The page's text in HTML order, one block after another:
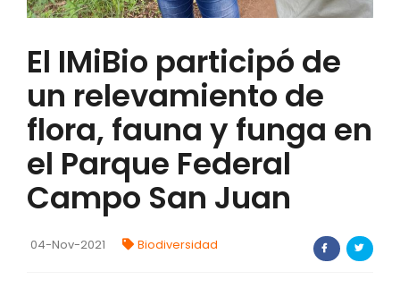
FORMULARIO DE REGISTRO DE
INVESTIGADORES
AUTORIZACIONES
PROGRAMAS Y PROYECTOS
PROGRAMAS
PROYECTO ÁGUILAS DE MISIONES
El IMiBio participó de
un relevamiento de
flora, fauna y funga en
el Parque Federal
Campo San Juan
04-Nov-2021 Biodiversidad